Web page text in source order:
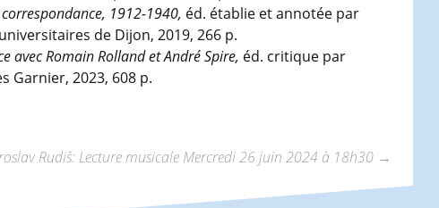
1912-1940, éd. établie et annotée par
de Dijon, 2019, 266 p.
avec Romain Rolland et André Spire, éd. critique par
Garnier, 2023, 608 p.
Rudiš: Lecture musicale Mercredi 26 juin 2024 à 18h30 →